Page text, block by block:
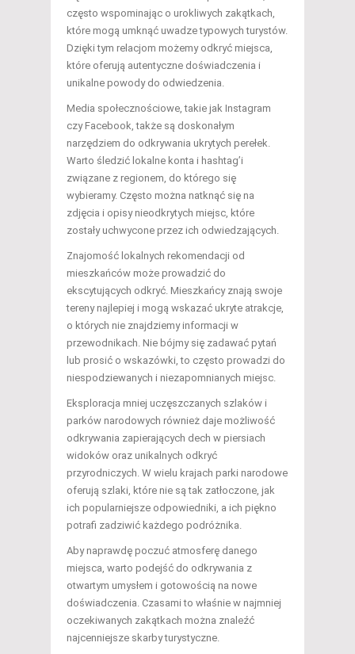
często wspominając o urokliwych zakątkach,
które mogą umknąć uwadze typowych turystów.
Dzięki tym relacjom możemy odkryć miejsca,
które oferują autentyczne doświadczenia i
unikalne powody do odwiedzenia.
Media społecznościowe, takie jak Instagram
czy Facebook, także są doskonałym
narzędziem do odkrywania ukrytych perełek.
Warto śledzić lokalne konta i hashtag’i
związane z regionem, do którego się
wybieramy. Często można natknąć się na
zdjęcia i opisy nieodkrytych miejsc, które
zostały uchwycone przez ich odwiedzających.
Znajomość lokalnych rekomendacji od
mieszkańców może prowadzić do
ekscytujących odkryć. Mieszkańcy znają swoje
tereny najlepiej i mogą wskazać ukryte atrakcje,
o których nie znajdziemy informacji w
przewodnikach. Nie bójmy się zadawać pytań
lub prosić o wskazówki, to często prowadzi do
niespodziewanych i niezapomnianych miejsc.
Eksploracja mniej uczęszczanych szlaków i
parków narodowych również daje możliwość
odkrywania zapierających dech w piersiach
widoków oraz unikalnych odkryć
przyrodniczych. W wielu krajach parki narodowe
oferują szlaki, które nie są tak zatłoczone, jak
ich popularniejsze odpowiedniki, a ich piękno
potrafi zadziwić każdego podróżnika.
Aby naprawdę poczuć atmosferę danego
miejsca, warto podejść do odkrywania z
otwartym umysłem i gotowością na nowe
doświadczenia. Czasami to właśnie w najmniej
oczekiwanych zakątkach można znaleźć
najcenniejsze skarby turystyczne.